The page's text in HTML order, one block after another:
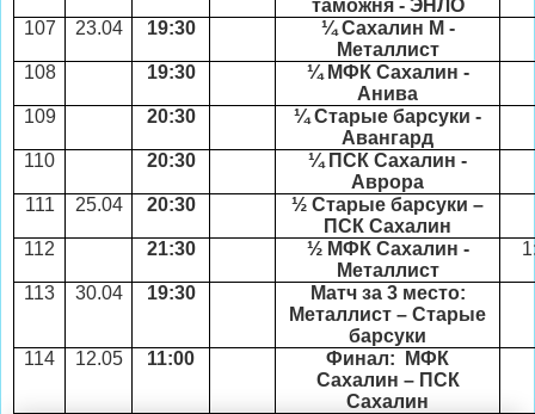
таможня - ЭНЛО
107
23.04 19:30
¼ Сахалин М -
Металлист
108
19:30
¼ МФК Сахалин -
Анива
109
20:30
¼ Старые барсуки -
Авангард
110
20:30
¼ ПСК Сахалин -
Аврора
111 25.04 20:30
½ Старые барсуки –
ПСК Сахалин
112
21:30
½ МФК Сахалин -
Металлист
113
30.04 19:30
Матч за 3 место:
Металлист – Старые
барсуки
114
12.05 11:00
Финал: МФК
Сахалин – ПСК
Сахалин